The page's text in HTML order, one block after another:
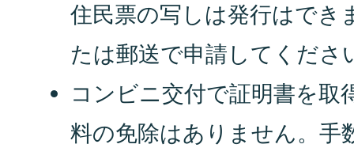
住民票の写しは発行はでき
たは郵送で申請してくださ
コンビニ交付で証明書を取
料の免除はありません。手